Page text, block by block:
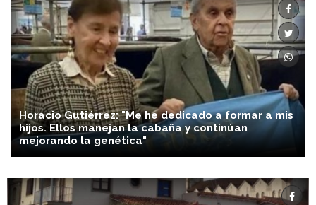
Horacio Gutiérrez: "Me he dedicado a formar a mis
hijos. Ellos manejan la cabaña y continúan
mejorando la genética"